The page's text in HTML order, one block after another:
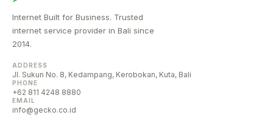
Internet Built for Business. Trusted
internet service provider in Bali since
2014.
ADDRESS
Jl. Sukun No. 8, Kedampang, Kerobokan, Kuta, Bali
PHONE
+62 811 4248 8880
EMAIL
info@gecko.co.id